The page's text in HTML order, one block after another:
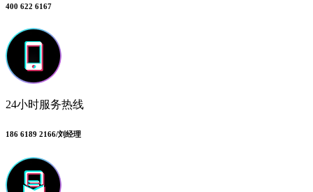
400 622 6167
24小时服务热线
186 6189 2166/刘经理